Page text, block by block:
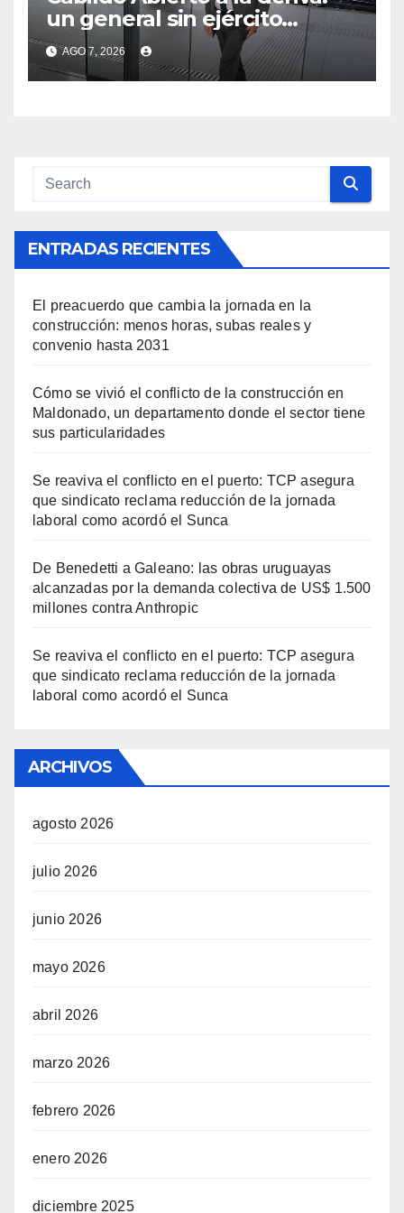
un general sin ejército
tiroteado por sus dos
soldados
AGO 7, 2026
ENTRADAS RECIENTES
El preacuerdo que cambia la jornada en la
construcción: menos horas, subas reales y
convenio hasta 2031
Cómo se vivió el conflicto de la construcción en
Maldonado, un departamento donde el sector tiene
sus particularidades
Se reaviva el conflicto en el puerto: TCP asegura
que sindicato reclama reducción de la jornada
laboral como acordó el Sunca
De Benedetti a Galeano: las obras uruguayas
alcanzadas por la demanda colectiva de US$ 1.500
millones contra Anthropic
Se reaviva el conflicto en el puerto: TCP asegura
que sindicato reclama reducción de la jornada
laboral como acordó el Sunca
ARCHIVOS
agosto 2026
julio 2026
junio 2026
mayo 2026
abril 2026
marzo 2026
febrero 2026
enero 2026
diciembre 2025